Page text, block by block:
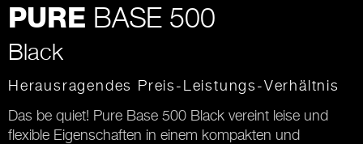
PURE BASE 500
Black
Herausragendes Preis-Leistungs-Verhältnis
Das be quiet! Pure Base 500 Black vereint leise und
flexible Eigenschaften in einem kompakten und